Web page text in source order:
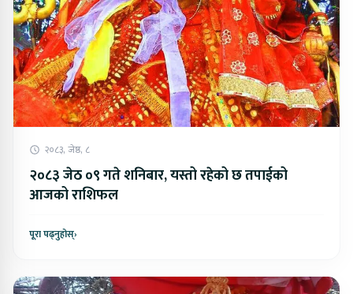
२०८३, जेष्ठ, ८
२०८३ जेठ ०९ गते शनिबार, यस्तो रहेको छ तपाईको
आजको राशिफल
पूरा पढ्नुहोस्›